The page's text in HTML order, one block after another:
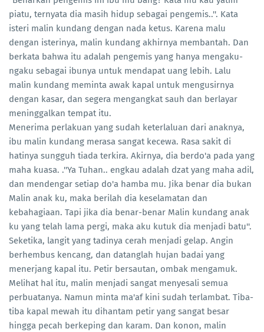
piatu, ternyata dia masih hidup sebagai pengemis..''. Kata
isteri malin kundang dengan nada ketus. Karena malu
dengan isterinya, malin kundang akhirnya membantah. Dan
berkata bahwa itu adalah pengemis yang hanya mengaku-
ngaku sebagai ibunya untuk mendapat uang lebih. Lalu
malin kundang meminta awak kapal untuk mengusirnya
dengan kasar, dan segera mengangkat sauh dan berlayar
meninggalkan tempat itu.
Menerima perlakuan yang sudah keterlaluan dari anaknya,
ibu malin kundang merasa sangat kecewa. Rasa sakit di
hatinya sungguh tiada terkira. Akirnya, dia berdo'a pada yang
maha kuasa. .''Ya Tuhan.. engkau adalah dzat yang maha adil,
dan mendengar setiap do'a hamba mu. Jika benar dia bukan
Malin anak ku, maka berilah dia keselamatan dan
kebahagiaan. Tapi jika dia benar-benar Malin kundang anak
ku yang telah lama pergi, maka aku kutuk dia menjadi batu''.
Seketika, langit yang tadinya cerah menjadi gelap. Angin
berhembus kencang, dan datanglah hujan badai yang
menerjang kapal itu. Petir bersautan, ombak mengamuk.
Melihat hal itu, malin menjadi sangat menyesali semua
perbuatanya. Namun minta ma'af kini sudah terlambat. Tiba-
tiba kapal mewah itu dihantam petir yang sangat besar
hingga pecah berkeping dan karam. Dan konon, malin